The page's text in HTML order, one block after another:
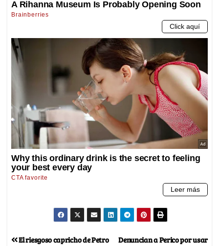
Denuncian a Perico por usar
El riesgoso capricho de Petro